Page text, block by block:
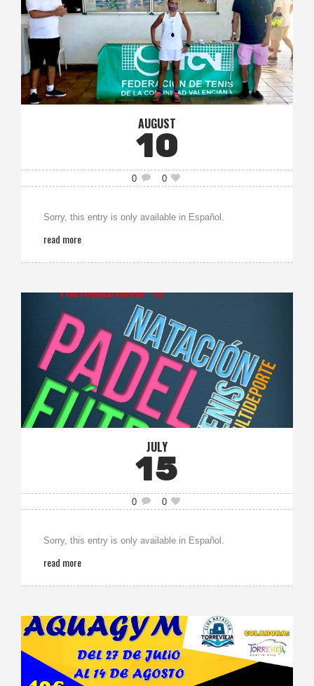
AUGUST
10
0 0
Sorry, this entry is only available in Español.
read more
JULY
15
0 0
Sorry, this entry is only available in Español.
read more